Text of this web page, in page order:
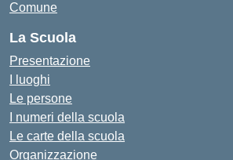
Comune
La Scuola
Presentazione
I luoghi
Le persone
I numeri della scuola
Le carte della scuola
Organizzazione